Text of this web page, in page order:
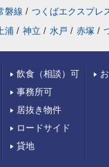
磐線 / つくばエクスプレ
浦 / 神立 / 水戸 / 赤塚 /
飲食（相談）可
事務所可
居抜き物件
ロードサイド
貸地